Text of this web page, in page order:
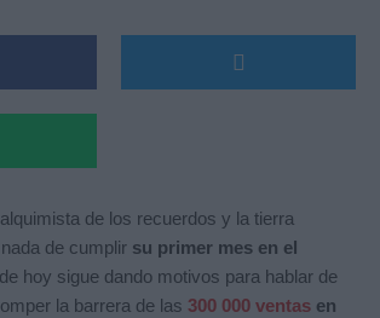
de los recuerdos y la tierra
de cumplir su primer mes en el
hoy sigue dando motivos para hablar de
la barrera de las 300 000 ventas en